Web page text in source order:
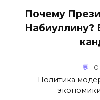
Почему
Набиуллину?
0
Политика